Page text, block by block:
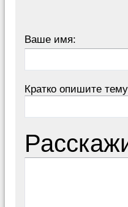
Ваше имя:
Кратко опишите